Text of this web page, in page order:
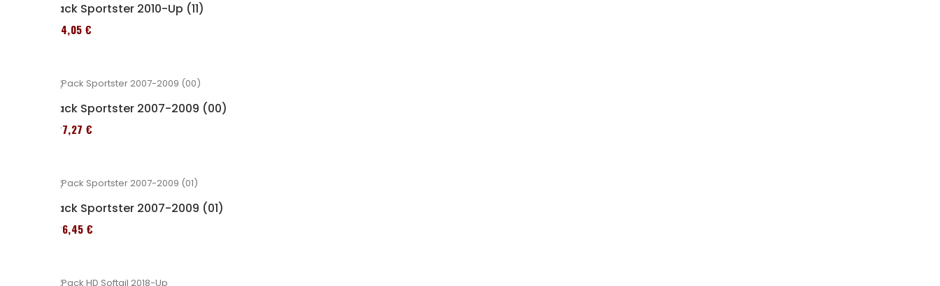
Pack Sportster 2010-Up (11)
314,05 €
Pack Sportster 2007-2009 (00)
227,27 €
Pack Sportster 2007-2009 (01)
326,45 €